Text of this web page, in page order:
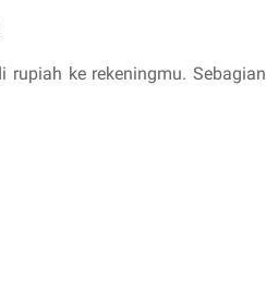
ke rekeningmu. Sebagian